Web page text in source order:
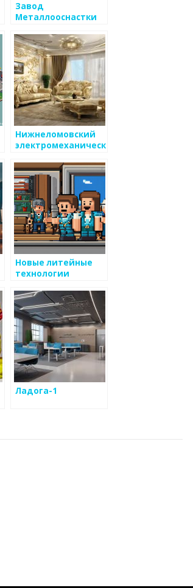
Завод
Металлооснастки
Нижнеломовский
электромеханический
Новые литейные
технологии
Ладога-1